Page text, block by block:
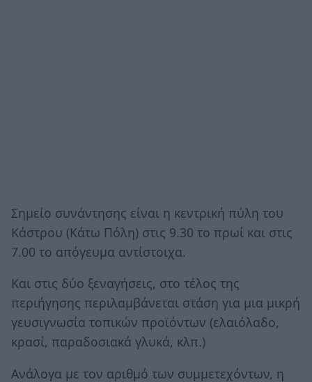
Σημείο συνάντησης είναι η κεντρική πύλη του
Κάστρου (Κάτω Πόλη) στις 9.30 το πρωί και στις
7.00 το απόγευμα αντίστοιχα.
Και στις δύο ξεναγήσεις, στο τέλος της
περιήγησης περιλαμβάνεται στάση για μια μικρή
γευσιγνωσία τοπικών προϊόντων (ελαιόλαδο,
κρασί, παραδοσιακά γλυκά, κλπ.)
Ανάλογα με τον αριθμό των συμμετεχόντων, η